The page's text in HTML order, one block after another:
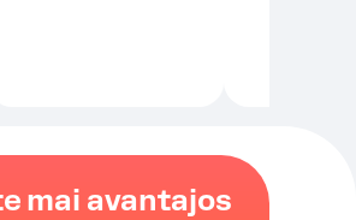
mai avantajos